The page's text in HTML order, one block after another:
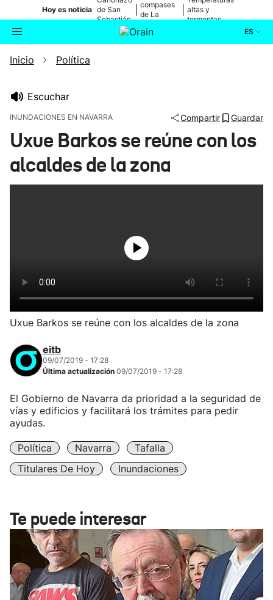
Hoy es noticia de San
Sebastián
compases
de La
altas y
tormentas
ES
Buscador
Ikusmiran
Inicio Política
Escuchar
INUNDACIONES EN NAVARRA Compartir Guardar
Uxue Barkos se reúne con los
alcaldes de la zona
Uxue Barkos se reúne con los alcaldes de la zona
eitb
09/07/2019 - 17:28
Última actualización 09/07/2019 - 17:28
El Gobierno de Navarra da prioridad a la seguridad de
vías y edificios y facilitará los trámites para pedir
ayudas.
Política Navarra
Tafalla
Titulares De Hoy
Inundaciones
Te puede interesar